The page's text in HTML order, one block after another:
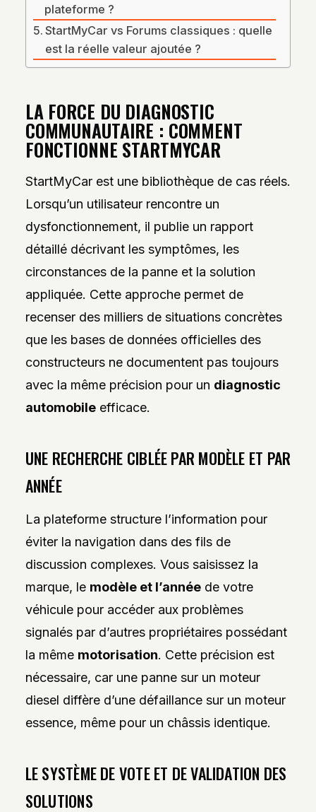
plateforme ?
StartMyCar vs Forums classiques : quelle
est la réelle valeur ajoutée ?
LA FORCE DU DIAGNOSTIC
COMMUNAUTAIRE : COMMENT
FONCTIONNE STARTMYCAR
StartMyCar est une bibliothèque de cas réels.
Lorsqu’un utilisateur rencontre un
dysfonctionnement, il publie un rapport
détaillé décrivant les symptômes, les
circonstances de la panne et la solution
appliquée. Cette approche permet de
recenser des milliers de situations concrètes
que les bases de données officielles des
constructeurs ne documentent pas toujours
avec la même précision pour un diagnostic
automobileefficace.
UNE RECHERCHE CIBLÉE PAR MODÈLE ET PAR
ANNÉE
La plateforme structure l’information pour
éviter la navigation dans des fils de
discussion complexes. Vous saisissez la
marque, le modèle et l’annéede votre
véhicule pour accéder aux problèmes
signalés par d’autres propriétaires possédant
la même motorisation. Cette précision est
nécessaire, car une panne sur un moteur
diesel diffère d’une défaillance sur un moteur
essence, même pour un châssis identique.
LE SYSTÈME DE VOTE ET DE VALIDATION DES
SOLUTIONS